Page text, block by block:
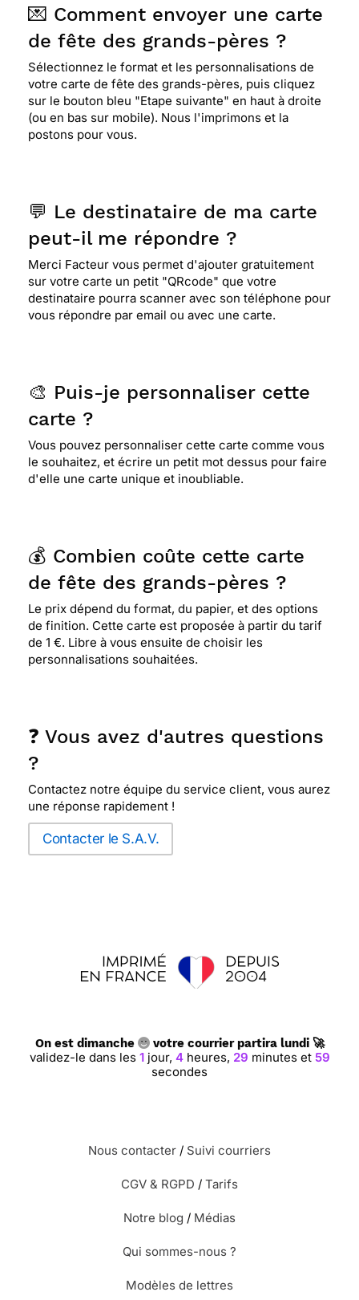
💌 Comment envoyer une carte
de fête des grands-pères ?
Sélectionnez le format et les personnalisations de
votre carte de fête des grands-pères, puis cliquez
sur le bouton bleu "Etape suivante" en haut à droite
(ou en bas sur mobile). Nous l'imprimons et la
postons pour vous.
💬 Le destinataire de ma carte
peut-il me répondre ?
Merci Facteur vous permet d'ajouter gratuitement
sur votre carte un petit "QRcode" que votre
destinataire pourra scanner avec son téléphone pour
vous répondre par email ou avec une carte.
🎨 Puis-je personnaliser cette
carte ?
Vous pouvez personnaliser cette carte comme vous
le souhaitez, et écrire un petit mot dessus pour faire
d'elle une carte unique et inoubliable.
💰 Combien coûte cette carte
de fête des grands-pères ?
Le prix dépend du format, du papier, et des options
de finition. Cette carte est proposée à partir du tarif
de 1 €. Libre à vous ensuite de choisir les
personnalisations souhaitées.
❓ Vous avez d'autres questions
?
Contactez notre équipe du service client, vous aurez
une réponse rapidement !
Contacter le S.A.V.
On est dimanche votre courrier partira lundi 🚀
validez-le dans les 1jour, 4heures, 29 minutes et 58
secondes
Nous contacter / Suivi courriers
CGV & RGPD / Tarifs
Notre blog / Médias
Qui sommes-nous ?
Modèles de lettres